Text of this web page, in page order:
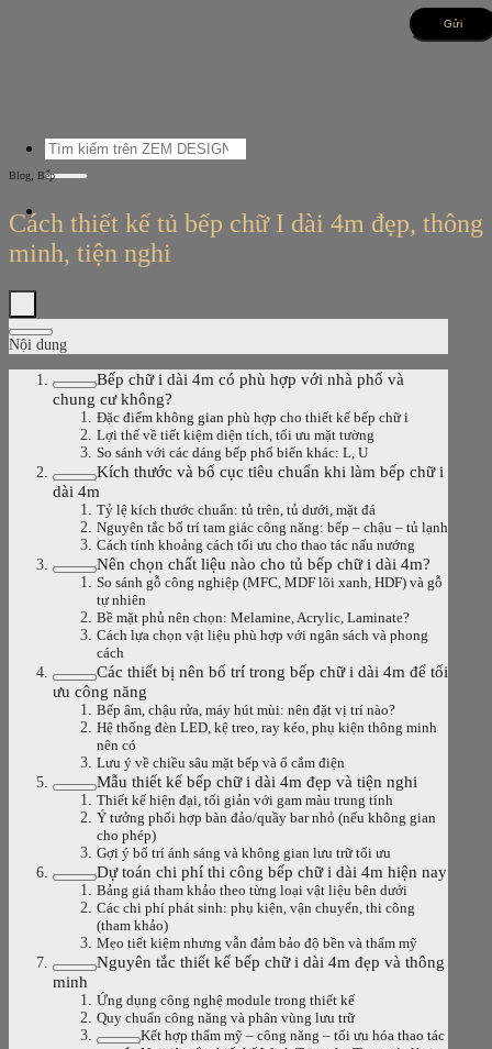
Tìm
kiếm:
Blog Bếp
Cách thiết kế tủ bếp chữ I dài 4m đẹp, thông
minh, tiện nghi
Nội dung
Bếp chữ i dài 4m có phù hợp với nhà phố và
chung cư không?
Đặc điểm không gian phù hợp cho thiết kế bếp chữ i
Lợi thế về tiết kiệm diện tích, tối ưu mặt tường
So sánh với các dáng bếp phổ biến khác: L, U
Kích thước và bố cục tiêu chuẩn khi làm bếp chữ i
dài 4m
Tỷ lệ kích thước chuẩn: tủ trên, tủ dưới, mặt đá
Nguyên tắc bố trí tam giác công năng: bếp – chậu – tủ lạnh
Cách tính khoảng cách tối ưu cho thao tác nấu nướng
Nên chọn chất liệu nào cho tủ bếp chữ i dài 4m?
So sánh gỗ công nghiệp (MFC, MDF lõi xanh, HDF) và gỗ
tự nhiên
Bề mặt phủ nên chọn: Melamine, Acrylic, Laminate?
Cách lựa chọn vật liệu phù hợp với ngân sách và phong
cách
Các thiết bị nên bố trí trong bếp chữ i dài 4m để tối
ưu công năng
Bếp âm, chậu rửa, máy hút mùi: nên đặt vị trí nào?
Hệ thống đèn LED, kệ treo, ray kéo, phụ kiện thông minh
nên có
Lưu ý về chiều sâu mặt bếp và ổ cắm điện
Mẫu thiết kế bếp chữ i dài 4m đẹp và tiện nghi
Thiết kế hiện đại, tối giản với gam màu trung tính
Ý tưởng phối hợp bàn đảo/quầy bar nhỏ (nếu không gian
cho phép)
Gợi ý bố trí ánh sáng và không gian lưu trữ tối ưu
Dự toán chi phí thi công bếp chữ i dài 4m hiện nay
Bảng giá tham khảo theo từng loại vật liệu bên dưới
Các chi phí phát sinh: phụ kiện, vận chuyển, thi công
(tham khảo)
Mẹo tiết kiệm nhưng vẫn đảm bảo độ bền và thẩm mỹ
Nguyên tắc thiết kế bếp chữ i dài 4m đẹp và thông
minh
Ứng dụng công nghệ module trong thiết kế
Quy chuẩn công năng và phân vùng lưu trữ
Kết hợp thẩm mỹ – công năng – tối ưu hóa thao tác